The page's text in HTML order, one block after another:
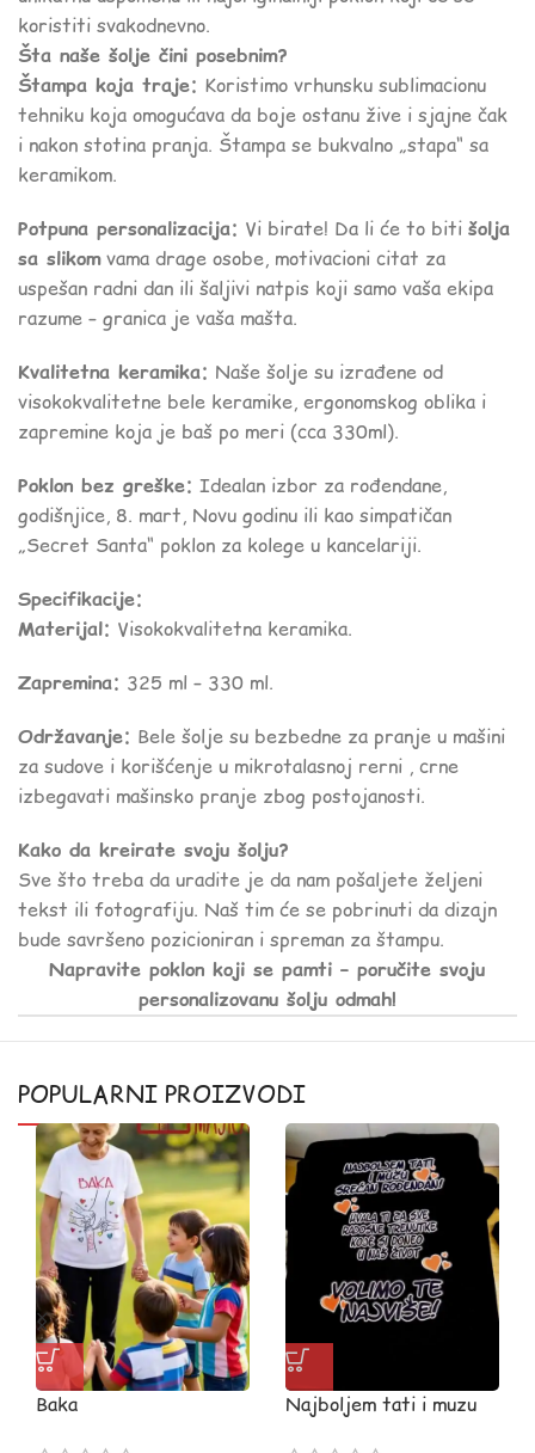
koristiti svakodnevno.
Šta naše šolje čini posebnim?
Štampa koja traje: Koristimo vrhunsku sublimacionu
tehniku koja omogućava da boje ostanu žive i sjajne čak
i nakon stotina pranja. Štampa se bukvalno „stapa“ sa
keramikom.
Potpuna personalizacija: Vi birate! Da li će to biti šolja
sa slikomvama drage osobe, motivacioni citat za
uspešan radni dan ili šaljivi natpis koji samo vaša ekipa
razume – granica je vaša mašta.
Kvalitetna keramika: Naše šolje su izrađene od
visokokvalitetne bele keramike, ergonomskog oblika i
zapremine koja je baš po meri (cca 330ml).
Poklon bez greške: Idealan izbor za rođendane,
godišnjice, 8. mart, Novu godinu ili kao simpatičan
„Secret Santa“ poklon za kolege u kancelariji.
Specifikacije:
Materijal: Visokokvalitetna keramika.
Zapremina: 325 ml – 330 ml.
Održavanje: Bele šolje su bezbedne za pranje u mašini
za sudove i korišćenje u mikrotalasnoj rerni , crne
izbegavati mašinsko pranje zbog postojanosti.
Kako da kreirate svoju šolju?
Sve što treba da uradite je da nam pošaljete željeni
tekst ili fotografiju. Naš tim će se pobrinuti da dizajn
bude savršeno pozicioniran i spreman za štampu.
Napravite poklon koji se pamti – poručite svoju
personalizovanu šolju odmah!
POPULARNI PROIZVODI
Baka
Najboljem tati i muzu